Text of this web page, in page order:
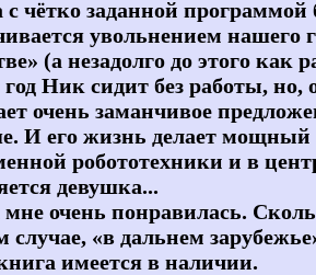
с чётко заданной
увольнением нашего
(а незадолго до этого
Ник сидит без работы,
очень заманчивое
И его жизнь делает мощный
робототехники и в
девушка...
очень понравилась.
случае, «в дальнем
имеется в наличии.